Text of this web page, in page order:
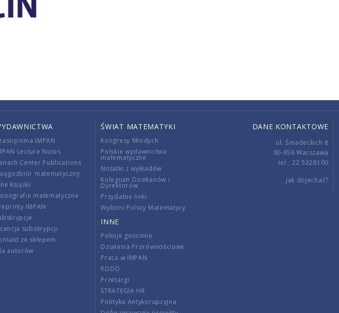
IMPAN
Lecture Notes
Center Publications
matematyczny
książki
matematyczne
IMPAN
subskrypcji
ze sklepem
autorów
ŚWIAT MATEMATYKI
Kongresy Młodych
Polskie wydawnictwa
matematyczne
Notatki z wykładów
Kolegium Dziekanów i
Dyrektorów
Przydatne linki
Wybitni Polscy Matematycy
INNE
Pokoje gościnne
Działania Prorównościowe
Praca w IMPAN
RODO
Przetargi
STRATEGIA HR
Polityka Antykorupcyjna
DANE KONTAKTOWE
ul. Śniadeckich 8
00-656 Warszawa
tel.: 22 5228100
Jak dojechać?